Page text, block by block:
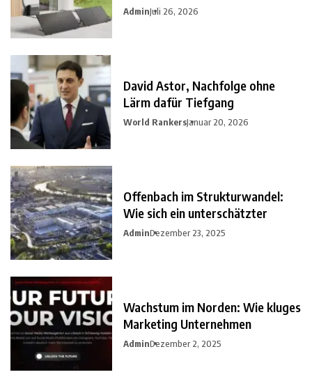
AdminJuli 26, 2026
David Astor, Nachfolge ohne
Lärm dafür Tiefgang
World RankersJanuar 20, 2026
Offenbach im Strukturwandel:
Wie sich ein unterschätzter
AdminDezember 23, 2025
Wachstum im Norden: Wie kluges
Marketing Unternehmen
AdminDezember 2, 2025